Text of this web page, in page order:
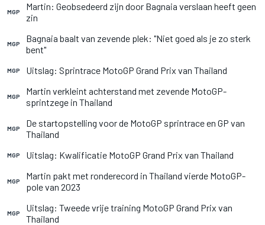
MGP
Martin: Geobsedeerd zijn door Bagnaia verslaan heeft geen
zin
MGP
Bagnaia baalt van zevende plek: "Niet goed als je zo sterk
bent"
MGP Uitslag: Sprintrace MotoGP Grand Prix van Thailand
MGP
Martin verkleint achterstand met zevende MotoGP-
sprintzege in Thailand
MGP
De startopstelling voor de MotoGP sprintrace en GP van
Thailand
MGP Uitslag: Kwalificatie MotoGP Grand Prix van Thailand
MGP
Martin pakt met ronderecord in Thailand vierde MotoGP-
pole van 2023
MGP
Uitslag: Tweede vrije training MotoGP Grand Prix van
Thailand